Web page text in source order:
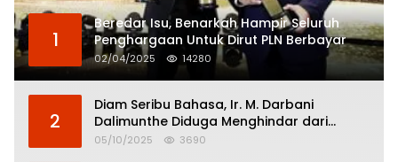
1
Beredar Isu, Benarkah Hampir Seluruh
Penghargaan Untuk Dirut PLN Berbayar
02/04/2025 14280
2
Diam Seribu Bahasa, Ir. M. Darbani
Dalimunthe Diduga Menghindar dari
Pertanggungjawaban Politik
05/10/2025 3690